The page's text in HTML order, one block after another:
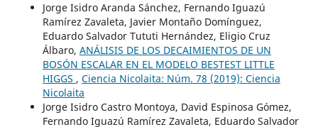
Jorge Isidro Aranda Sánchez, Fernando Iguazú
Ramírez Zavaleta, Javier Montaño Domí­nguez,
Eduardo Salvador Tututi Hernández, Eligio Cruz
Álbaro, ANÁLISIS DE LOS DECAIMIENTOS DE UN
BOSÓN ESCALAR EN EL MODELO BESTEST LITTLE
HIGGS , Ciencia Nicolaita: Núm. 78 (2019): Ciencia
Nicolaita
Jorge Isidro Castro Montoya, David Espinosa Gómez,
Fernando Iguazú Ramí­rez Zavaleta, Eduardo Salvador